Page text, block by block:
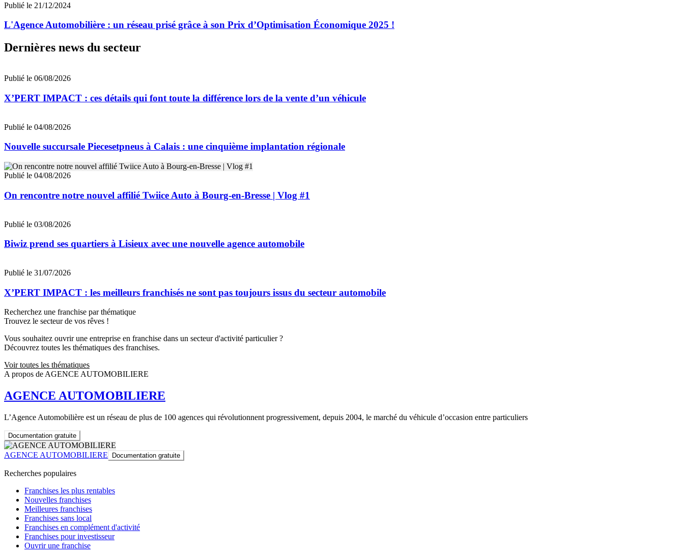
Publié le 21/12/2024
L'Agence Automobilière : un réseau prisé grâce à son Prix d’Optimisation Économique 2025 !
Dernières news du secteur
Publié le 06/08/2026
X’PERT IMPACT : ces détails qui font toute la différence lors de la vente d’un véhicule
Publié le 04/08/2026
Nouvelle succursale Piecesetpneus à Calais : une cinquième implantation régionale
Publié le 04/08/2026
On rencontre notre nouvel affilié Twiice Auto à Bourg-en-Bresse | Vlog #1
Publié le 03/08/2026
Biwiz prend ses quartiers à Lisieux avec une nouvelle agence automobile
Publié le 31/07/2026
X’PERT IMPACT : les meilleurs franchisés ne sont pas toujours issus du secteur automobile
Recherchez une franchise par thématique
Trouvez le secteur de vos rêves !
Vous souhaitez ouvrir une entreprise en franchise dans un secteur d'activité particulier ?
Découvrez toutes les thématiques des franchises.
Voir toutes les thématiques
A propos de AGENCE AUTOMOBILIERE
AGENCE AUTOMOBILIERE
L’Agence Automobilière est un réseau de plus de 100 agences qui révolutionnent progressivement, depuis 2004, le marché du véhicule d’occasion entre particuliers
Documentation gratuite
AGENCE AUTOMOBILIERE Documentation gratuite
Recherches populaires
Franchises les plus rentables
Nouvelles franchises
Meilleures franchises
Franchises sans local
Franchises en complément d'activité
Franchises pour investisseur
Ouvrir une franchise